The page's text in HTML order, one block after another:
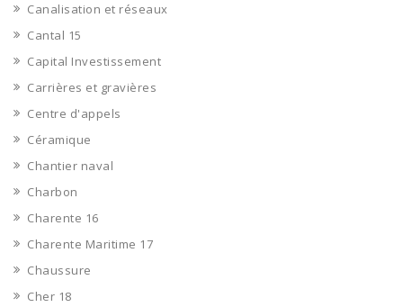
Canalisation et réseaux
Cantal 15
Capital Investissement
Carrières et gravières
Centre d'appels
Céramique
Chantier naval
Charbon
Charente 16
Charente Maritime 17
Chaussure
Cher 18